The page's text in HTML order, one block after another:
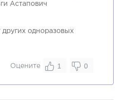
Астапович
одноразовых
Оцените 1 0